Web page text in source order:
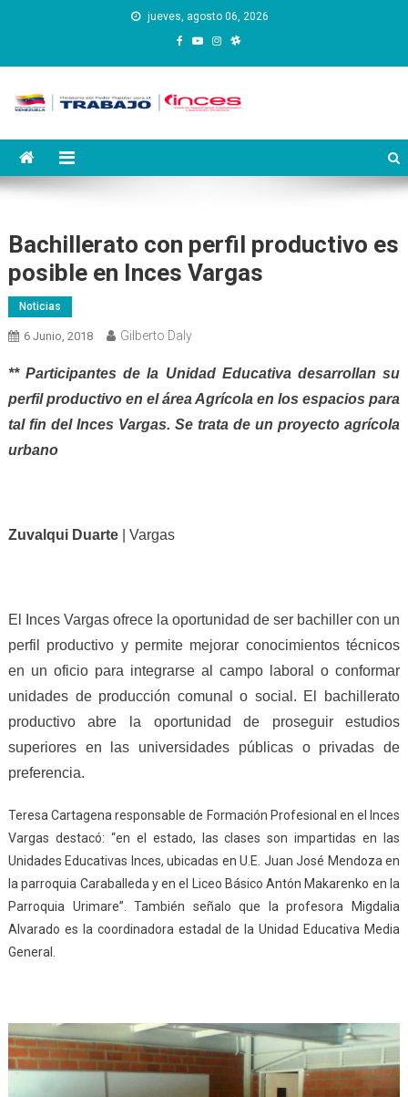
jueves, agosto 06, 2026
Instituto Nacional de
Capacitación y Educación
Bachillerato con perfil productivo es
posible en Inces Vargas
Noticias
6 Junio, 2018 Gilberto Daly
** Participantes de la Unidad Educativa desarrollan su
perfil productivo en el área Agrícola en los espacios para
tal fin del Inces Vargas. Se trata de un proyecto agrícola
urbano
Zuvalqui Duarte| Vargas
El Inces Vargas ofrece la oportunidad de ser bachiller con un
perfil productivo y permite mejorar conocimientos técnicos
en un oficio para integrarse al campo laboral o conformar
unidades de producción comunal o social. El bachillerato
productivo abre la oportunidad de proseguir estudios
superiores en las universidades públicas o privadas de
preferencia.
Teresa Cartagena responsable de Formación Profesional en el Inces
Vargas destacó: “en el estado, las clases son impartidas en las
Unidades Educativas Inces, ubicadas en U.E. Juan José Mendoza en
la parroquia Caraballeda y en el Liceo Básico Antón Makarenko en la
Parroquia Urimare”. También señalo que la profesora Migdalia
Alvarado es la coordinadora estadal de la Unidad Educativa Media
General.